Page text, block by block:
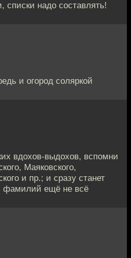
списки надо составлять!
и огород соляркой
вдохов-выдохов, вспомни
Маяковского,
и пр.; и сразу станет
фамилий ещё не всё